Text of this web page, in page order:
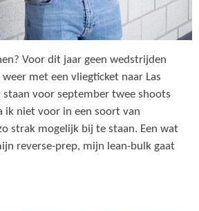
Voor dit jaar geen wedstrijden
met een vliegticket naar Las
staan voor september twee shoots
ik niet voor in een soort van
strak mogelijk bij te staan. Een wat
reverse-prep, mijn lean-bulk gaat